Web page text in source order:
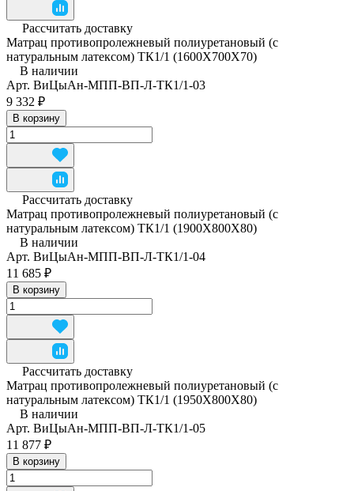
Рассчитать доставку
Матрац противопролежневый полиуретановый (с
натуральным латексом) ТК1/1 (1600Х700Х70)
В наличии
Арт. ВиЦыАн-МПП-ВП-Л-ТК1/1-03
9 332 ₽
В корзину
Рассчитать доставку
Матрац противопролежневый полиуретановый (с
натуральным латексом) ТК1/1 (1900Х800Х80)
В наличии
Арт. ВиЦыАн-МПП-ВП-Л-ТК1/1-04
11 685 ₽
В корзину
Рассчитать доставку
Матрац противопролежневый полиуретановый (с
натуральным латексом) ТК1/1 (1950Х800Х80)
В наличии
Арт. ВиЦыАн-МПП-ВП-Л-ТК1/1-05
11 877 ₽
В корзину